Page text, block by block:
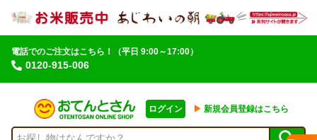
電話でのご注文はこちら！
0120-915-006
（平日 9:00～17:00）
ログイン ▶︎ 新規会員登録はこちら